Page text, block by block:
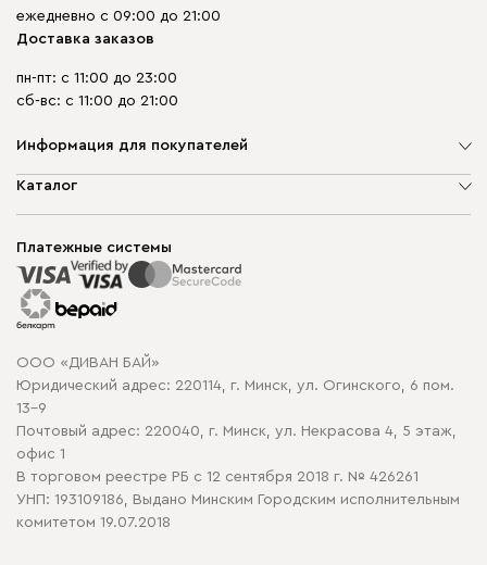
ежедневно с 09:00 до 21:00
Доставка заказов
пн-пт: с 11:00 до 23:00
сб-вс: с 11:00 до 21:00
Информация для покупателей
О компании
Способы оплаты
Рассрочка и кредит
Гарантия
Карта сайта
Политика конфиденциальности
Политика в отношении обработки cookie
Каталог
Корпусная мебель
Распродажа мебели
Платежные системы
ООО «ДИВАН БАЙ»
Юридический адрес: 220114, г. Минск, ул. Огинского, 6 пом.
13-9
Почтовый адрес: 220040, г. Минск, ул. Некрасова 4, 5 этаж,
офис 1
В торговом реестре РБ с 12 сентября 2018 г. № 426261
УНП: 193109186, Выдано Минским Городским исполнительным
комитетом 19.07.2018